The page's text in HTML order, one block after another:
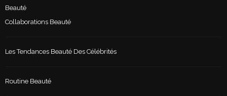
Beauté
Collaborations Beauté
Les Tendances Beauté Des Célébrités
Routine Beauté